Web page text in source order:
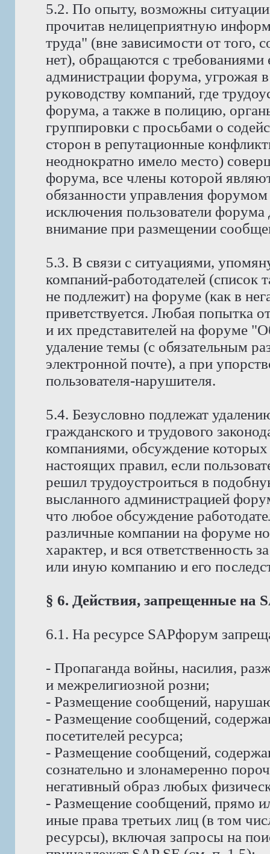
5.2. По опыту, возможны
прочитав нелицеприятную
труда" (вне зависимости от того,
нет), обращаются с требованиями
администрации форума, угрожая
руководству компаний, где
форума, а также в полицию,
группировки с просьбами о
сторон в репутационные
неоднократно имело место)
форума, все члены которой
обязанности управления
исключения пользователи
внимание при размещении
5.3. В связи с ситуациями,
компаний-работодателей (список
не подлежит) на форуме (как в
приветствуется. Любая попытка
и их представителей на форуме
удаление темы (с обязательным
электронной почте), а при
пользователя-нарушителя.
5.4. Безусловно подлежат
гражданского и трудового
компаниями, обсуждение
настоящих правил, если
решил трудоустроиться в
высланного администрацией
что любое обсуждение
различные компании на форуме
характер, и вся ответственность
или иную компанию и его
§ 6. Действия, запрещенные на
6.1. На ресурсе SAPфорум
- Пропаганда войны, насилия,
и межрелигиозной розни;
- Размещение сообщений,
- Размещение сообщений,
посетителей ресурса;
- Размещение сообщений,
сознательно и злонамеренно
негативный образ любых
- Размещение сообщений, прямо
иные права третьих лиц (в том
ресурсы), включая запросы на